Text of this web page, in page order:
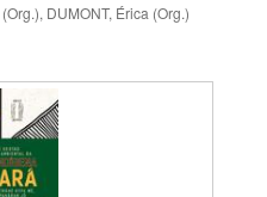
DUMONT, Érica (Org.)